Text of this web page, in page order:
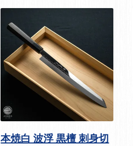
本焼白 波浮 黒檀 刺身切